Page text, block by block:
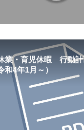
業・育児休暇 行動計
和4年1月～）